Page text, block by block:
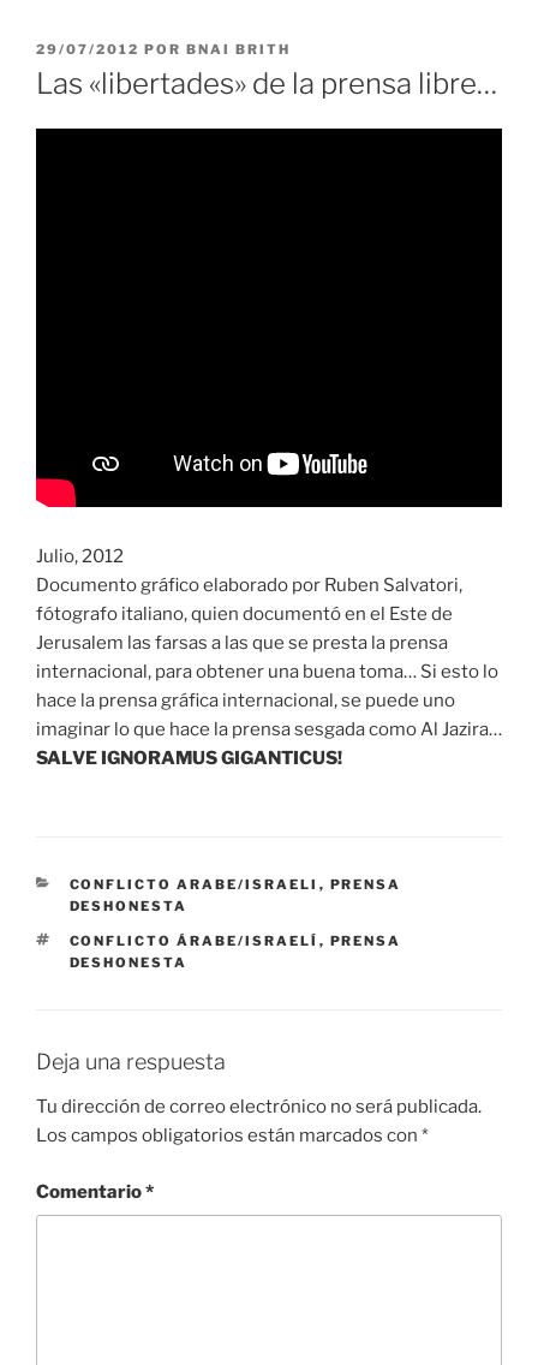
PUBLICADO
EL
29/07/2012 POR BNAI BRITH
Las «libertades» de la prensa libre…
Julio, 2012
Documento gráfico elaborado por Ruben Salvatori,
fótografo italiano, quien documentó en el Este de
Jerusalem las farsas a las que se presta la prensa
internacional, para obtener una buena toma… Si esto lo
hace la prensa gráfica internacional, se puede uno
imaginar lo que hace la prensa sesgada como Al Jazira…
SALVE IGNORAMUS GIGANTICUS!
CATEGORÍAS
CONFLICTO ARABE/ISRAELI , PRENSA
DESHONESTA
ETIQUETAS
CONFLICTO ÁRABE/ISRAELÍ , PRENSA
DESHONESTA
Deja una respuesta
Tu dirección de correo electrónico no será publicada.
Los campos obligatorios están marcados con *
Comentario*